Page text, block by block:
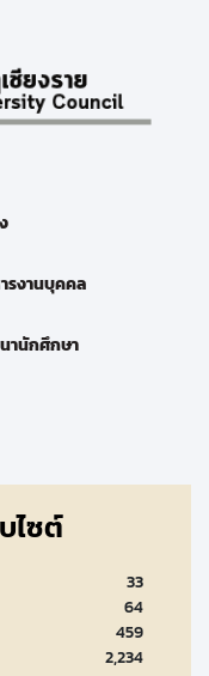
รงานบุคคล
นักศึกษา
ไซต์
33
64
459
2,234